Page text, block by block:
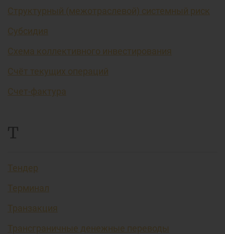
Структурный (межотраслевой) системный риск
Субсидия
Схема коллективного инвестирования
Счёт текущих операций
Счет-фактура
Т
Тендер
Терминал
Транзакция
Трансграничные денежные переводы